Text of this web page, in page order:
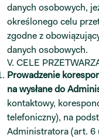
danych osobowych,
określonego celu
zgodne z
danych osobowych.
V. CELE
Prowadzenie
na wysłane do
kontaktowy,
telefoniczny), na
Administratora (art. 6